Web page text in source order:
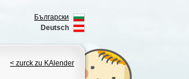
Български
Deutsch
< zurck zu KAlender